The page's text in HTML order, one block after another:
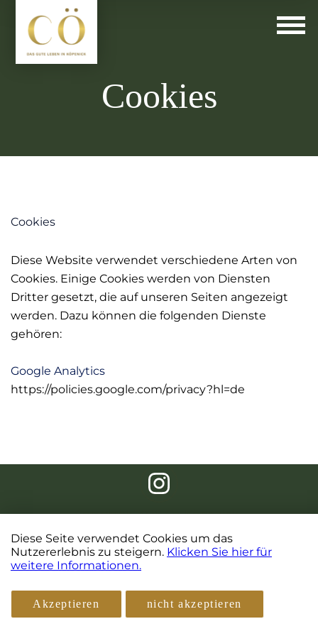
Diese Seite verwendet Cookies um das
Nutzererlebnis zu steigern. Klicken Sie hier für
weitere Informationen.
Akzeptieren nicht akzeptieren
Cookies
Cookies
Diese Website verwendet verschiedene Arten von
Cookies. Einige Cookies werden von Diensten
Dritter gesetzt, die auf unseren Seiten angezeigt
werden. Dazu können die folgenden Dienste
gehören:
Google Analytics
https://policies.google.com/privacy?hl=de
Copyright 2026 Cö, Köpenick
Datenschutz
Impressum
Durch: Neubau Office